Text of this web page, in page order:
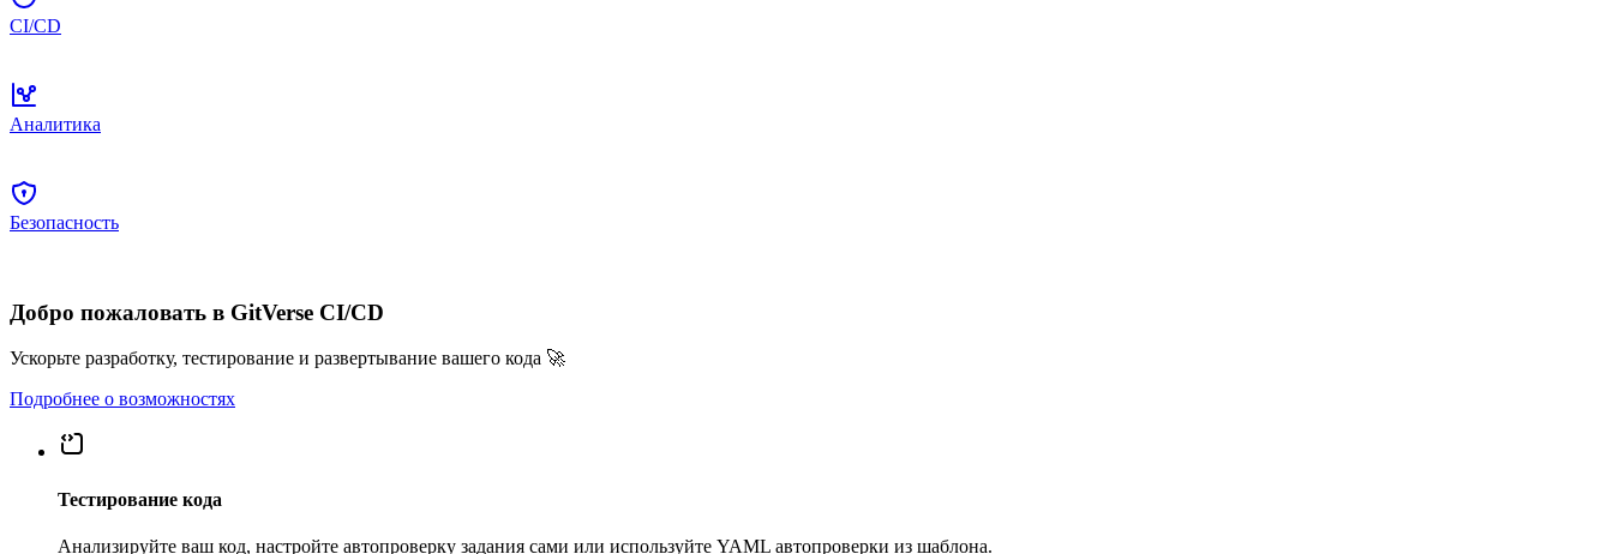
CI/CD
Аналитика
Безопасность
Добро пожаловать в GitVerse CI/CD
Ускорьте разработку, тестирование и развертывание вашего кода 🚀
Подробнее о возможностях
Тестирование кода
Анализируйте ваш код, настройте автопроверку задания сами или используйте YAML автопроверки из шаблона.